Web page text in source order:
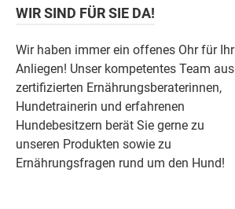
WIR SIND FÜR SIE DA!
Wir haben immer ein offenes Ohr für Ihr
Anliegen! Unser kompetentes Team aus
zertifizierten Ernährungsberaterinnen,
Hundetrainerin und erfahrenen
Hundebesitzern berät Sie gerne zu
unseren Produkten sowie zu
Ernährungsfragen rund um den Hund!